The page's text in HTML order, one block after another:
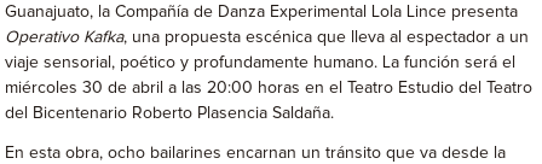
Guanajuato, la Compañía de Danza Experimental Lola Lince presenta
Operativo Kafka, una propuesta escénica que lleva al espectador a un
viaje sensorial, poético y profundamente humano. La función será el
miércoles 30 de abril a las 20:00 horas en el Teatro Estudio del Teatro
del Bicentenario Roberto Plasencia Saldaña.
En esta obra, ocho bailarines encarnan un tránsito que va desde la